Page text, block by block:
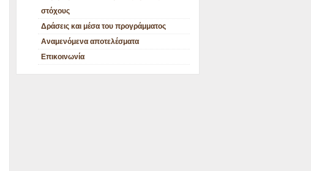
στόχους
Δράσεις και μέσα του προγράμματος
Αναμενόμενα αποτελέσματα
Επικοινωνία